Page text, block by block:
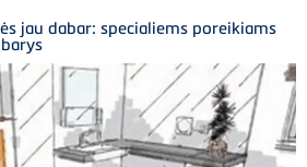
jau dabar: specialiems poreikiams